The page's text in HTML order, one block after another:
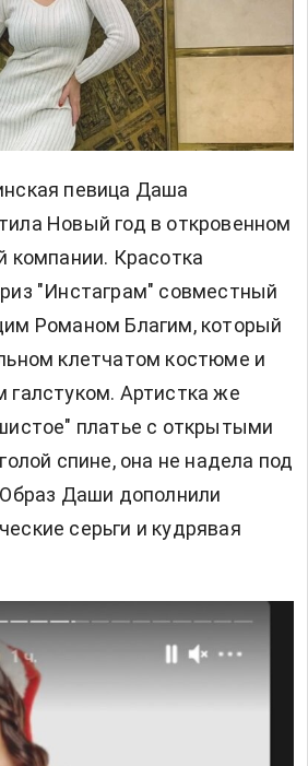
певица Даша
Новый год в откровенном
компании. Красотка
"Инстаграм" совместный
Романом Благим, который
клетчатом костюме и
галстуком. Артистка же
платье с открытыми
спине, она не надела под
Даши дополнили
серьги и кудрявая